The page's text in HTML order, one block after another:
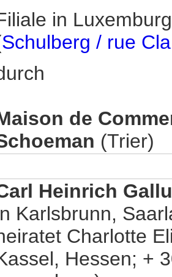
in
Schulberg / rue
de
(Trier)
Heinrich
Karlsbrunn,
Charlotte
Hessen; +